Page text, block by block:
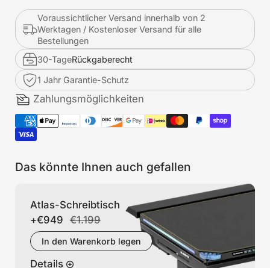
Voraussichtlicher Versand innerhalb von 2
Werktagen / Kostenloser Versand für alle
Bestellungen
30-TageRückgaberecht
1 Jahr Garantie-Schutz
Zahlungsmöglichkeiten
Das könnte Ihnen auch gefallen
Atlas-Schreibtisch
+€949 €1.199
In den Warenkorb legen
Details